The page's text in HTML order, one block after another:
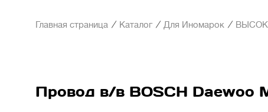
Главная страница / Каталог / Для Иномарок /
Провод в/в BOSCH Daewoo